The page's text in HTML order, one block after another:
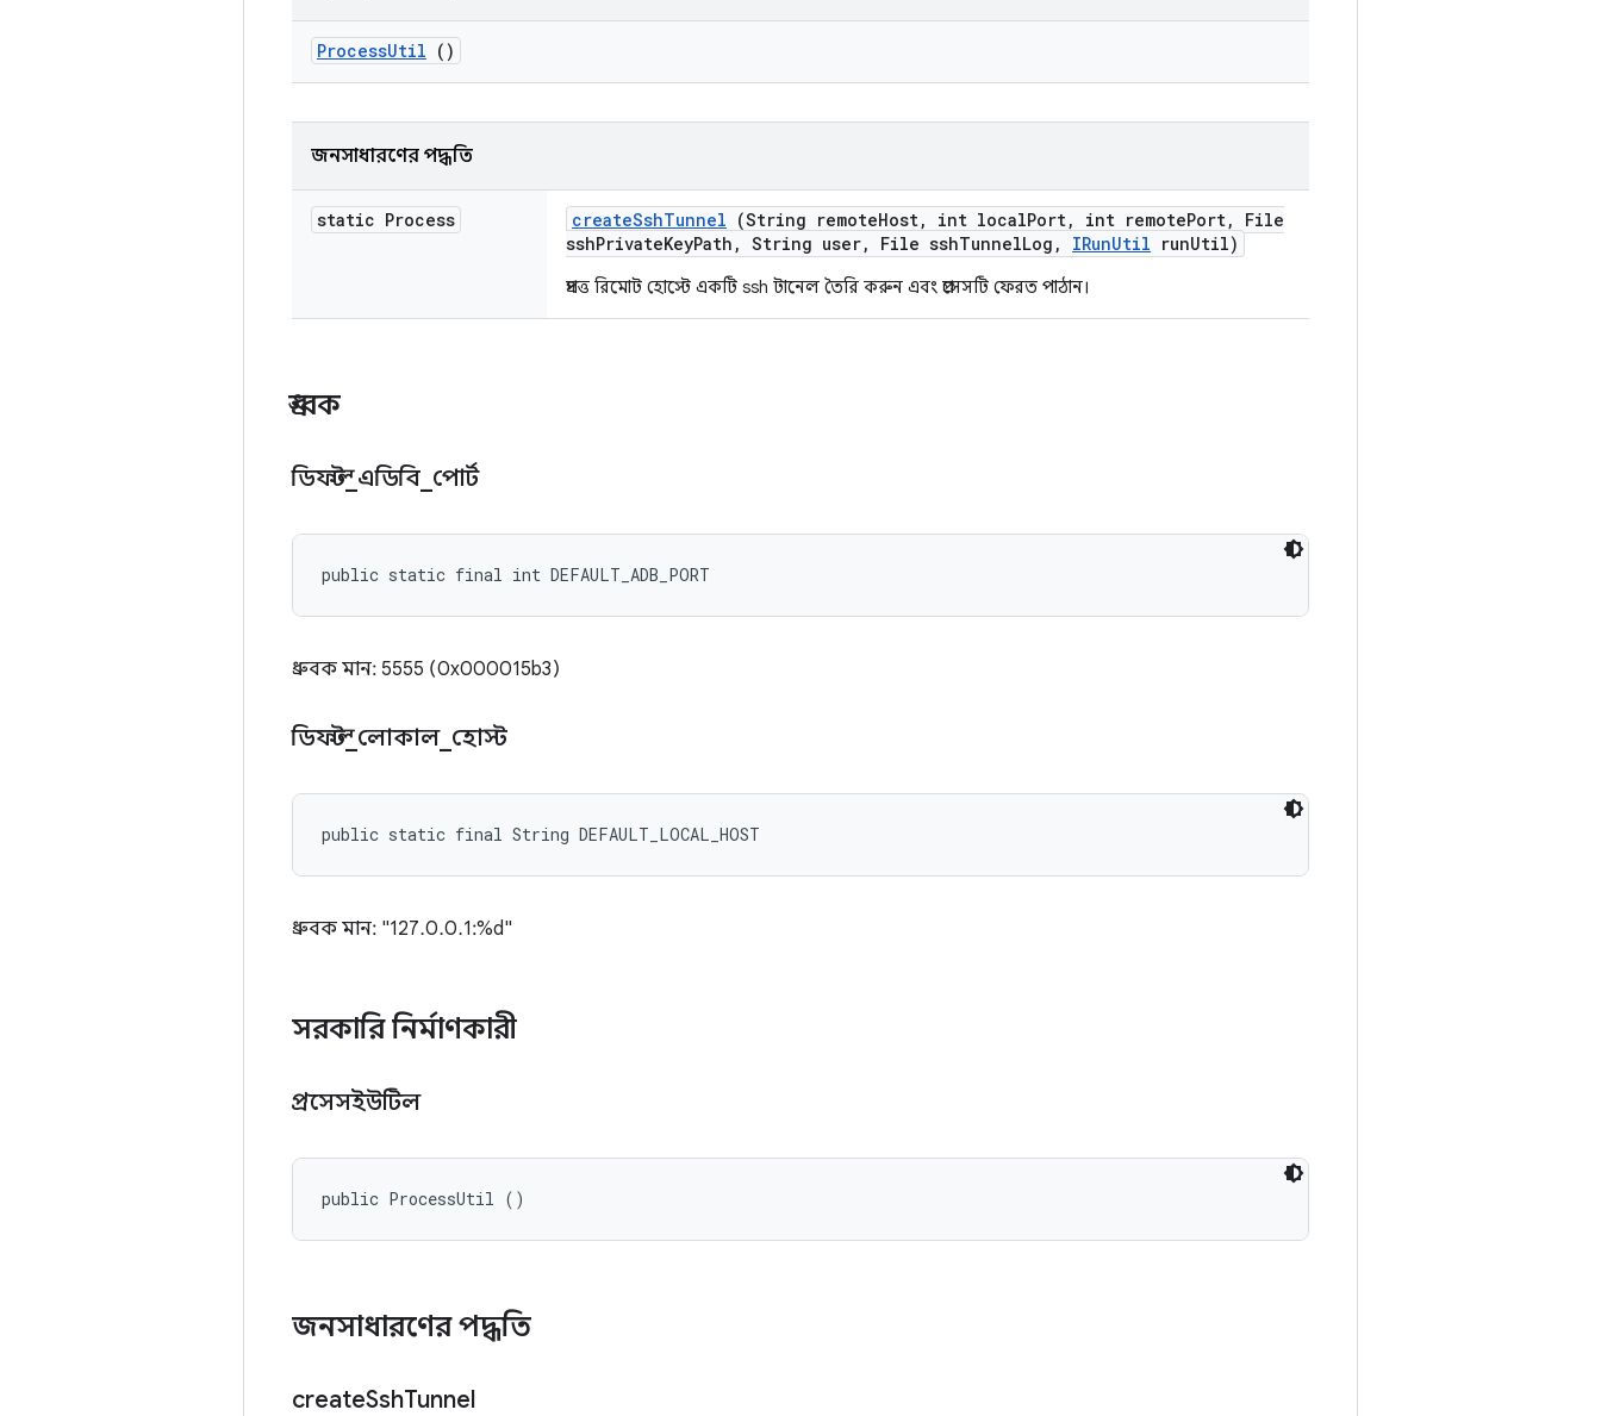
ProcessUtil ()
জনসাধারণের পদ্ধতি
static Process createSshTunnel (String remoteHost, int localPort, int remotePort,
File
sshPrivateKeyPath , String user, File sshTunnelLog , IRunUtil runUtil)
প্রদত্ত রিমোট হোস্টে একটি ssh টানেল তৈরি করুন এবং প্রসেসটি ফেরত পাঠান।
ধ্রুবক
ডিফল্ট_এডিবি পোর্ট
public static final int DEFAULT_ADB_PORT
ধ্রুবক মান: 5555 (0x000015b3)
ডিফল্ট_লোকাল_ হোস্ট
public static final String DEFAULT_LOCAL_HOST
ধ্রুবক মান: "127.0.0.1:%d"
সরকারি নির্মাণকারী
প্রসেসইউটিল
public ProcessUtil ()
জনসাধারণের পদ্ধতি
createSshTunnel